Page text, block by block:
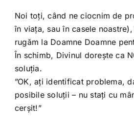
Noi toți, când ne ciocnim de
în viața, sau în casele
rugăm la Doamne Doamne
În schimb, Divinul dorește ca
soluția.
”OK, ați identificat problema,
posibile soluții – nu stați cu
cerșit!”